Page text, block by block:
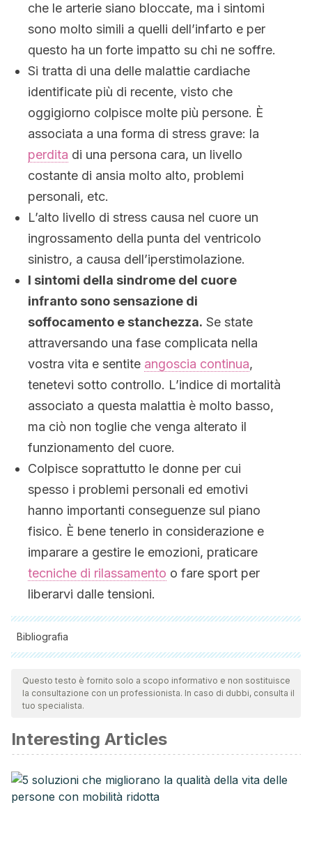
che le arterie siano bloccate, ma i sintomi
sono molto simili a quelli dell’infarto e per
questo ha un forte impatto su chi ne soffre.
Si tratta di una delle malattie cardiache
identificate più di recente, visto che
oggigiorno colpisce molte più persone. È
associata a una forma di stress grave: la
perdita di una persona cara, un livello
costante di ansia molto alto, problemi
personali, etc.
L’alto livello di stress causa nel cuore un
ingrossamento della punta del ventricolo
sinistro, a causa dell’iperstimolazione.
I sintomi della sindrome del cuore
infranto sono sensazione di
soffocamento e stanchezza. Se state
attraversando una fase complicata nella
vostra vita e sentite angoscia continua,
tenetevi sotto controllo. L’indice di mortalità
associato a questa malattia è molto basso,
ma ciò non toglie che venga alterato il
funzionamento del cuore.
Colpisce soprattutto le donne per cui
spesso i problemi personali ed emotivi
hanno importanti conseguenze sul piano
fisico. È bene tenerlo in considerazione e
imparare a gestire le emozioni, praticare
tecniche di rilassamento o fare sport per
liberarvi dalle tensioni.
Bibliografia
Tutte le fonti citate sono state esaminate a fondo dal nostro
team per garantirne la qualità, l'affidabilità, l'attualità e la
validità. La bibliografia di questo articolo è stata considerata
Cardiochirurgia, Angina, pectoris, 2012,
https://www.cardiochirurgia.com/patologie/2012/angina-
pectoris
Fondazione Umberto Veronesi, Magazine, Infarto del
Questo testo è fornito solo a scopo informativo e non sostituisce
la consultazione con un professionista. In caso di dubbi, consulta il
tuo specialista.
Interesting Articles